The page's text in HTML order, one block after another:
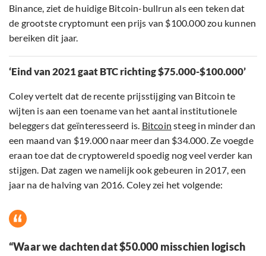
Binance, ziet de huidige Bitcoin-bullrun als een teken dat
de grootste cryptomunt een prijs van $100.000 zou kunnen
bereiken dit jaar.
‘Eind van 2021 gaat BTC richting $75.000-$100.000’
Coley vertelt dat de recente prijsstijging van Bitcoin te
wijten is aan een toename van het aantal institutionele
beleggers dat geïnteresseerd is. Bitcoin steeg in minder dan
een maand van $19.000 naar meer dan $34.000. Ze voegde
eraan toe dat de cryptowereld spoedig nog veel verder kan
stijgen. Dat zagen we namelijk ook gebeuren in 2017, een
jaar na de halving van 2016. Coley zei het volgende:
“Waar we dachten dat $50.000 misschien logisch